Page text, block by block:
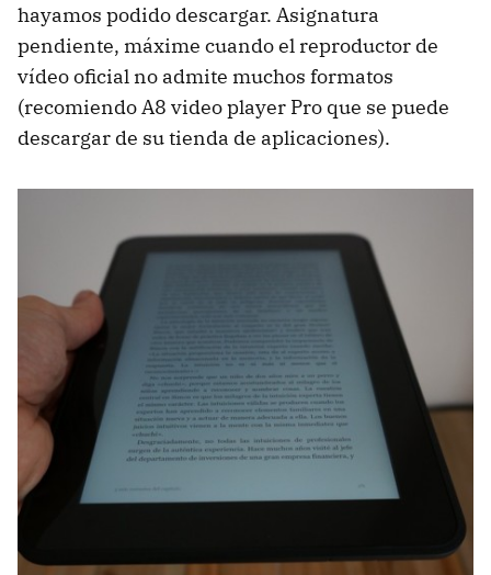
hayamos podido descargar. Asignatura
pendiente, máxime cuando el reproductor de
vídeo oficial no admite muchos formatos
(recomiendo A8 video player Pro que se puede
descargar de su tienda de aplicaciones).